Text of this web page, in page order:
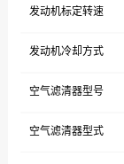
发动机标定转速
发动机冷却方式
空气滤清器型号
空气滤清器型式